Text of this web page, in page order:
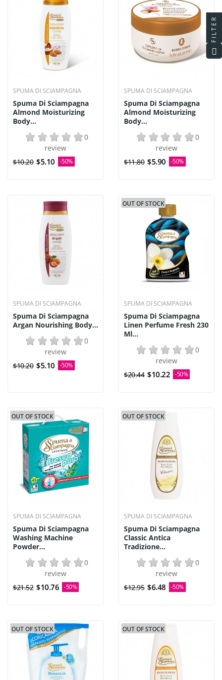
SPUMA DI SCIAMPAGNA
Spuma Di Sciampagna
Almond Moisturizing
Body...
0
review
$10.20 $5.10 -50%
SPUMA DI SCIAMPAGNA
Spuma Di Sciampagna
Almond Moisturizing
Body...
0
review
$11.80 $5.90 -50%
SPUMA DI SCIAMPAGNA
Spuma Di Sciampagna
Argan Nourishing Body...
0
review
$10.20 $5.10 -50%
OUT OF STOCK
SPUMA DI SCIAMPAGNA
Spuma Di Sciampagna
Linen Perfume Fresh 230
Ml...
0
review
$20.44 $10.22 -50%
OUT OF STOCK
SPUMA DI SCIAMPAGNA
Spuma Di Sciampagna
Washing Machine
Powder...
0
review
$21.52 $10.76 -50%
OUT OF STOCK
SPUMA DI SCIAMPAGNA
Spuma Di Sciampagna
Classic Antica
Tradizione...
0
review
$12.95 $6.48 -50%
OUT OF STOCK OUT OF STOCK
FILTER